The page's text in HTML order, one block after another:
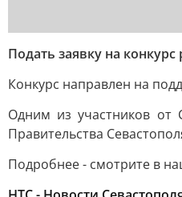
Подать заявку на
Конкурс направлен на
Одним из участников от
Правительства
Подробнее - смотрите в